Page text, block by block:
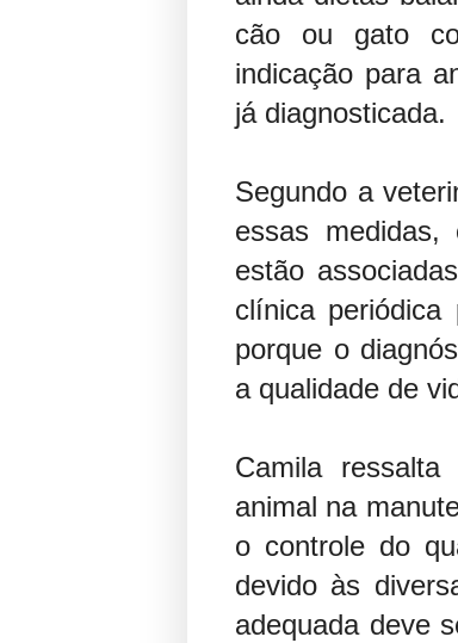
cão ou gato
indicação para
já diagnosticada.
Segundo a
essas medidas,
estão
clínica
porque o
a qualidade de
Camila
animal na
o controle do
devido às
adequada deve